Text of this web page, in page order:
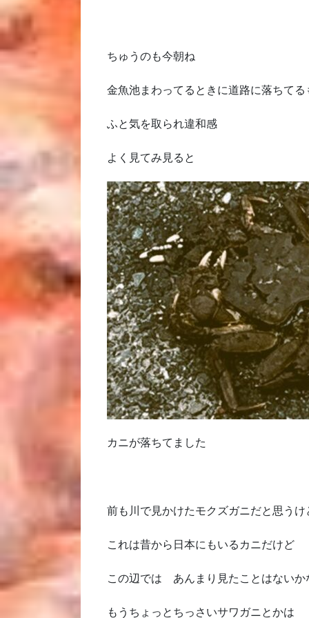
ちゅうのも今朝ね
金魚池まわってるときに道路に落ちてる
ふと気を取られ違和感
よく見てみ見ると
カニが落ちてました
前も川で見かけたモクズガニだと思うけ
これは昔から日本にもいるカニだけど
この辺では あんまり見たことはないか
もうちょっとちっさいサワガニとかは